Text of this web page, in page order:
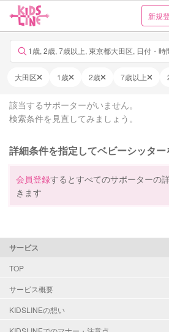
新規
1歳, 2歳, 7歳以上, 東京都大田区, 日付・
大田区 1歳 2歳 7歳以上
該当するサポーターがいません。
検索条件を見直してみましょう。
詳細条件を指定してベビーシッター
会員登録するとすべてのサポーターの
きます
サービス
TOP
サービス概要
KIDSLINEの想い